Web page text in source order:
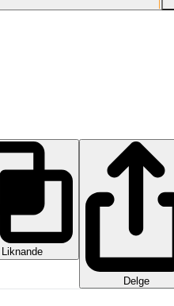
Liknande
Delge